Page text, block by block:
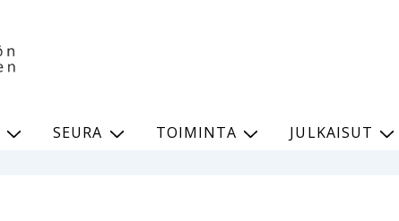
SEURA TOIMINTA JULKAISUT